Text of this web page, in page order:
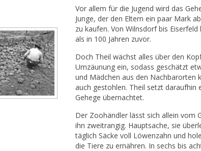
Vor allem für die Jugend wird das
Junge, der den Eltern ein paar Mark
zu kaufen. Von Wilnsdorf bis
als in 100 Jahren zuvor.
Doch Theil wächst alles über den
Umzäunung ein, sodass geschätzt
und Mädchen aus den Nachbarorten
auch gestohlen. Theil setzt daraufhin
Gehege übernachtet.
Der Zoohändler lässt sich allein vom
ihn zweitrangig. Hauptsache, sie
täglich Säcke voll Löwenzahn und
die Tiere zu ernähren. In sechs bis